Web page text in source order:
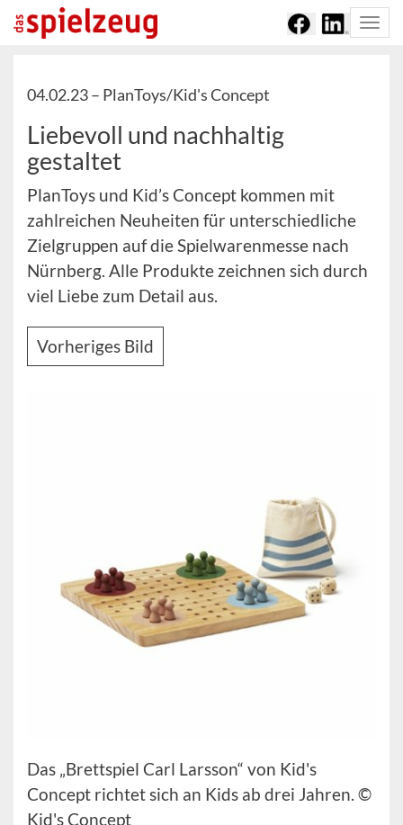
04.02.23 – PlanToys/Kid's Concept
Liebevoll und nachhaltig
gestaltet
PlanToys und Kid’s Concept kommen mit
zahlreichen Neuheiten für unterschiedliche
Zielgruppen auf die Spielwarenmesse nach
Nürnberg. Alle Produkte zeichnen sich durch
viel Liebe zum Detail aus.
Vorheriges Bild
Das „Brettspiel Carl Larsson“ von Kid's
Concept richtet sich an Kids ab drei Jahren. ©
Kid's Concept